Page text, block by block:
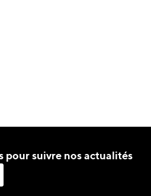
pour suivre nos actualités